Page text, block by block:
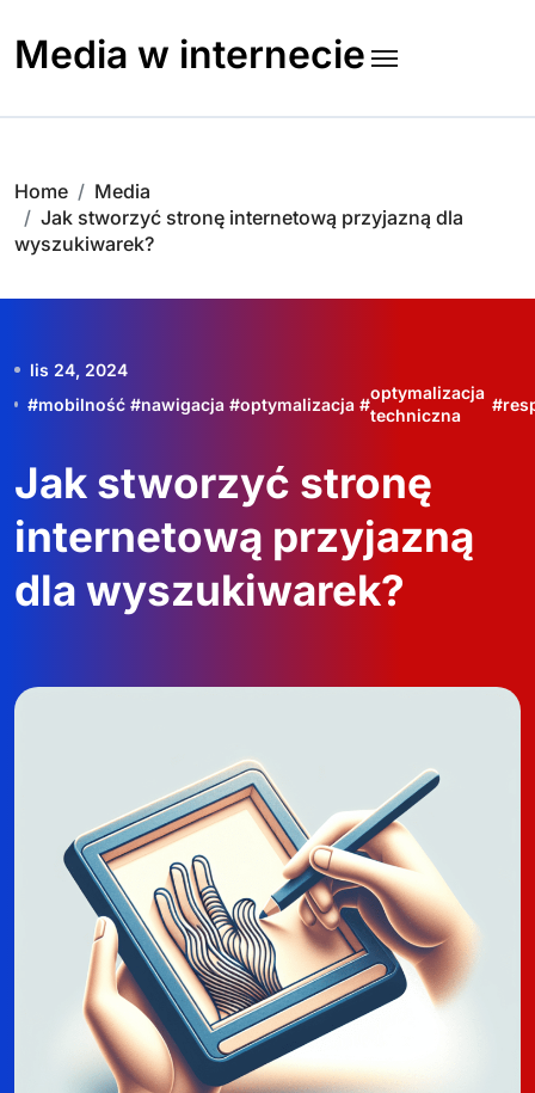
content
Media w internecie
Home
Media
Jak stworzyć stronę internetową przyjazną dla
wyszukiwarek?
lis 24, 2024
#mobilność #nawigacja #optymalizacja #
optymalizacja
techniczna
#
Jak stworzyć stronę
internetową przyjazną
dla wyszukiwarek?